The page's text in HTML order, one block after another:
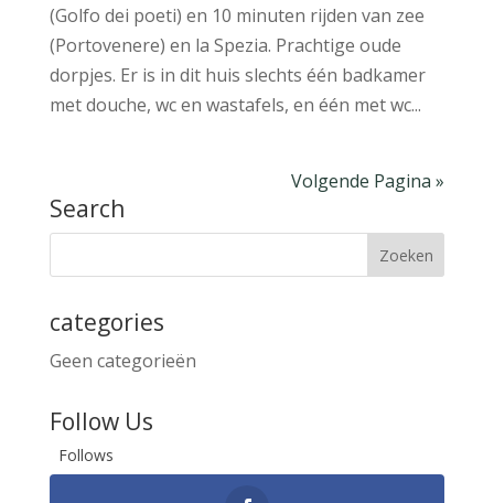
(Golfo dei poeti) en 10 minuten rijden van zee
(Portovenere) en la Spezia. Prachtige oude
dorpjes. Er is in dit huis slechts één badkamer
met douche, wc en wastafels, en één met wc...
Volgende Pagina »
Search
categories
Geen categorieën
Follow Us
Follows